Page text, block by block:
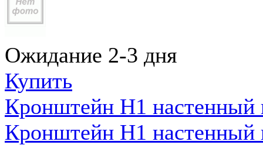
Ожидание 2-3 дня
Купить
Кронштейн Н1
Кронштейн Н1